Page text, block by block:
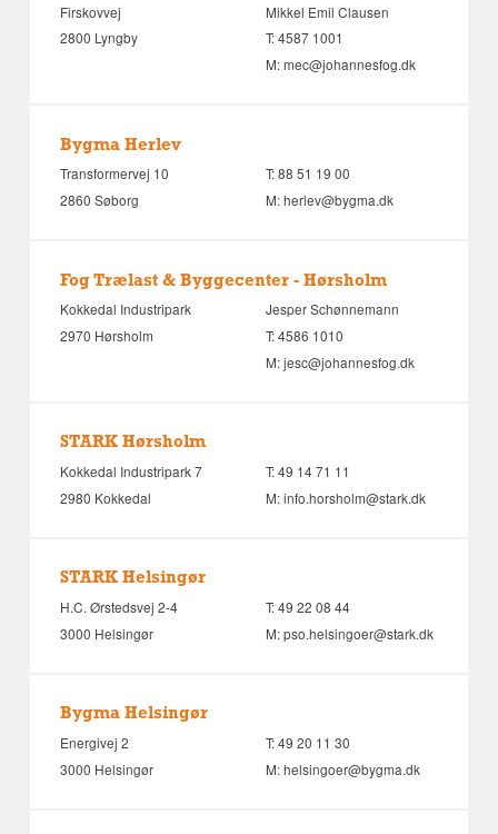
Firskovvej
2800 Lyngby
Mikkel Emil Clausen
T:4587 1001
M:mec@johannesfog.dk
Bygma Herlev
Transformervej 10
2860 Søborg
T:88 51 19 00
M:herlev@bygma.dk
Fog Trælast & Byggecenter - Hørsholm
Kokkedal Industripark
2970 Hørsholm
Jesper Schønnemann
T:4586 1010
M:jesc@johannesfog.dk
STARK Hørsholm
Kokkedal Industripark 7
2980 Kokkedal
T:49 14 71 11
M:info.horsholm@stark.dk
STARK Helsingør
H.C. Ørstedsvej 2-4
3000 Helsingør
T:49 22 08 44
M:pso.helsingoer@stark.dk
Bygma Helsingør
Energivej 2
3000 Helsingør
T:49 20 11 30
M:helsingoer@bygma.dk